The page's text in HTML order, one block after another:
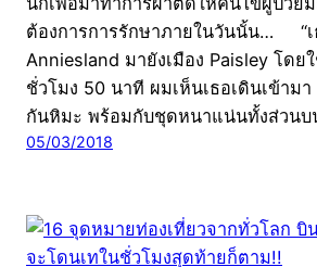
ต้องการการรักษาภายในวันนั้น… “เ
Anniesland มายังเมือง Paisley โดย
ชั่วโมง 50 นาที ผมเห็นเธอเดินเข้าม
กันหิมะ พร้อมกับชุดหนาแน่นทั้งส่วนบ
05/03/2018